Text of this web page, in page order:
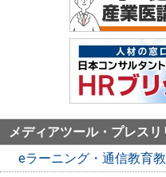
メディアツール・プレスリ
eラーニング・通信教育